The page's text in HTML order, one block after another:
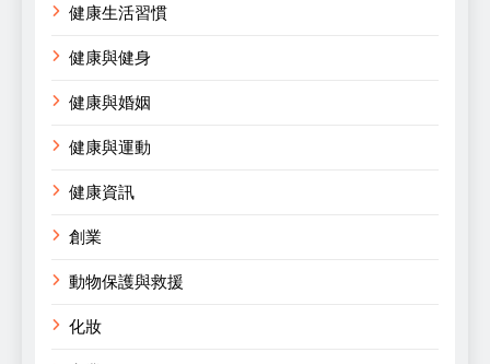
健康生活習慣
健康與健身
健康與婚姻
健康與運動
健康資訊
創業
動物保護與救援
化妝